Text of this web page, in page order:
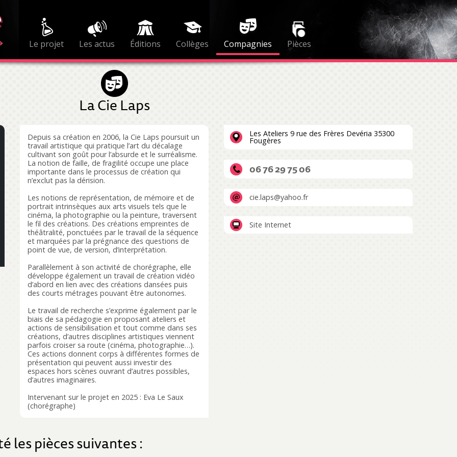
Le projet Les actus Éditions Collèges Compagnies Pièces
La Cie Laps
Depuis sa création en 2006, la Cie Laps poursuit un
travail artistique qui pratique l’art du décalage
cultivant son goût pour l’absurde et le surréalisme.
La notion de faille, de fragilité occupe une place
importante dans le processus de création qui
n’exclut pas la dérision.
Les notions de représentation, de mémoire et de
portrait intrinsèques aux arts visuels tels que le
cinéma, la photographie ou la peinture, traversent
le fil des créations. Des créations empreintes de
théâtralité, ponctuées par le travail de la séquence
et marquées par la prégnance des questions de
point de vue, de version, d’interprétation.
Parallèlement à son activité de chorégraphe, elle
développe également un travail de création vidéo
d’abord en lien avec des créations dansées puis
des courts métrages pouvant être autonomes.
Le travail de recherche s’exprime également par le
biais de sa pédagogie en proposant ateliers et
actions de sensibilisation et tout comme dans ses
créations, d’autres disciplines artistiques viennent
parfois croiser sa route (cinéma, photographie…).
Ces actions donnent corps à différentes formes de
présentation qui peuvent aussi investir des
espaces hors scènes ouvrant d’autres possibles,
d’autres imaginaires.
Intervenant sur le projet en 2025 : Eva Le Saux
(chorégraphe)
Les Ateliers 9 rue des Frères Devéria 35300
Fougères
06 76 29 75 06
cie.laps@yahoo.fr
Site Internet
les pièces suivantes :